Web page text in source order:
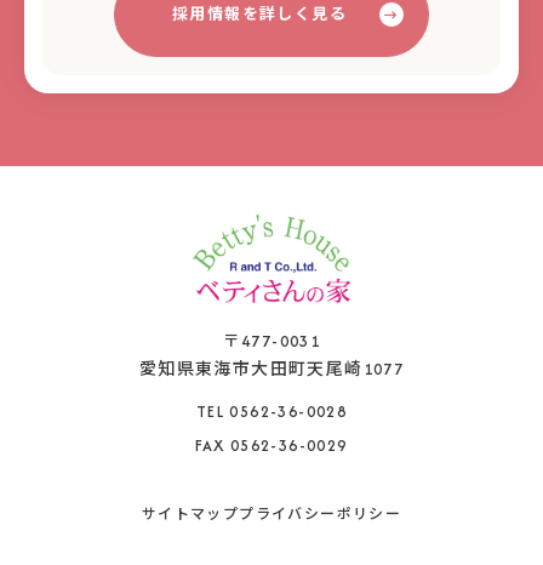
採用情報を詳しく見る
〒477-0031
愛知県東海市大田町天尾崎1077
TEL 0562-36-0028
FAX 0562-36-0029
サイトマッププライバシーポリシー